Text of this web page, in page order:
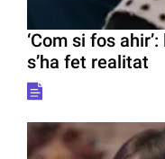
‘Com si fos
s’ha fet realitat